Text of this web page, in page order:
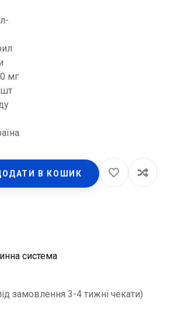
мг
шт
В КОШИК
система
замовлення 3-4 тижні чекати)